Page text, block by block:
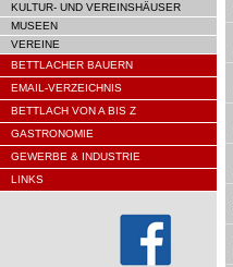
KULTUR- UND VEREINSHÄUSER
MUSEEN
VEREINE
BETTLACHER BAUERN
EMAIL-VERZEICHNIS
BETTLACH VON A BIS Z
GASTRONOMIE
GEWERBE & INDUSTRIE
LINKS